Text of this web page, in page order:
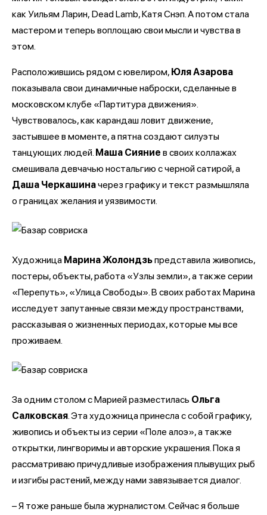
как Уильям Ларин, Dead Lamb, Катя Снэп. А потом стала
мастером и теперь воплощаю свои мысли и чувства в
этом.
Расположившись рядом с ювелиром, Юля Азарова
показывала свои динамичные наброски, сделанные в
московском клубе «Партитура движения».
Чувствовалось, как карандаш ловит движение,
застывшее в моменте, а пятна создают силуэты
танцующих людей. Маша Сияние в своих коллажах
смешивала девчачью ностальгию с черной сатирой, а
Даша Черкашиначерез графику и текст размышляла
о границах желания и уязвимости.
Художница Марина Жолондзьпредставила живопись,
постеры, объекты, работа «Узлы земли», а также серии
«Перепуть», «Улица Свободы». В своих работах Марина
исследует запутанные связи между пространствами,
рассказывая о жизненных периодах, которые мы все
проживаем.
За одним столом с Марией разместилась Ольга
Салковская . Эта художница принесла с собой графику,
живопись и объекты из серии «Поле алоэ», а также
открытки, лингворимы и авторские украшения. Пока я
рассматриваю причудливые изображения плывущих рыб
и изгибы растений, между нами завязывается диалог.
– Я тоже раньше была журналистом. Сейчас я больше